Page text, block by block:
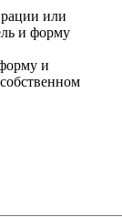
или
и форму
и